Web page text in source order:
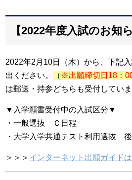
【2022年度入試のお知
2022年2月10日（木）から、下記
出ください。
（ ※出願締切日18：
は郵送・持参どちらも受付していま
▼入学願書受付中の入試区分▼
・一般選抜 Ｃ日程
・大学入学共通テスト利用選抜
＞＞＞ インターネット出願ガイド